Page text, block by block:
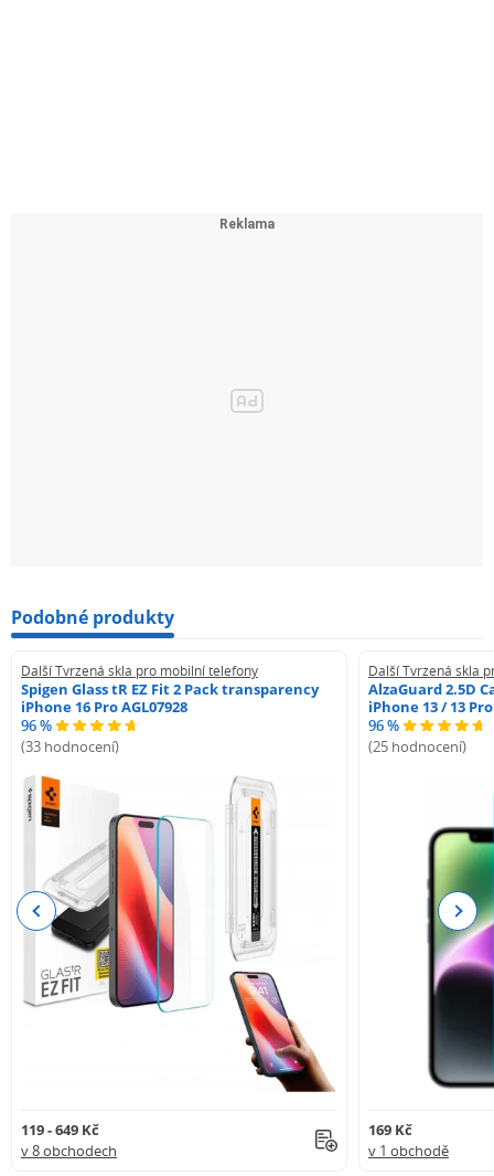
Podobné produkty
Další Tvrzená skla pro mobilní telefony
Spigen Glass tR EZ Fit 2 Pack transparency
iPhone 16 Pro AGL07928
96 %
(33 hodnocení)
119 - 649 Kč
v 8 obchodech
Další Tvrzená skla
AlzaGuard 2.5D
iPhone 13 / 13 Pro
96 %
(25 hodnocení)
169 Kč
v 1 obchodě
Previous Next